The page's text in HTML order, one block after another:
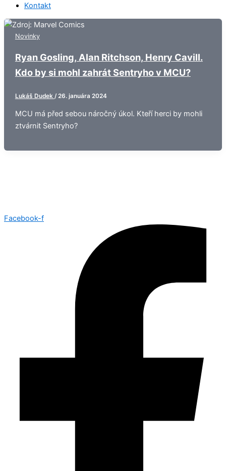
Kontakt
Novinky
Ryan Gosling, Alan Ritchson, Henry Cavill.
Kdo by si mohl zahrát Sentryho v MCU?
Lukáš Dudek / 26. januára 2024
MCU má před sebou náročný úkol. Kteří herci by mohli
ztvárnit Sentryho?
Facebook-f